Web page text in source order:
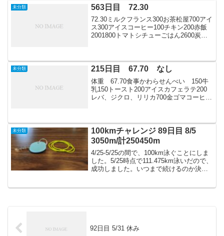
25m）1100m時間切れ今日の気付き足が
痛...
未分類 563日目 72.30
72.30ミルクフランス300お茶松屋700アイ
ス300アイスコーヒー100チキン200赤飯
2001800トマトシチューごはん2600炭酸
未分類 215日目 67.70 なし
体重 67.70食事かわらせんべい 150牛
乳150トースト200アイスカフェラテ200
レバ、ジクロ、リリカ700金ゴマコーヒー
未分類
100kmチャレンジ 89日目 8/5
3050m/計250450m
4/25-5/25の間で、100km泳ぐことにしま
した。5/25時点で111.475km泳いだので、
成功しました。いつまで続けるのか決め
92日目 5/31 休み